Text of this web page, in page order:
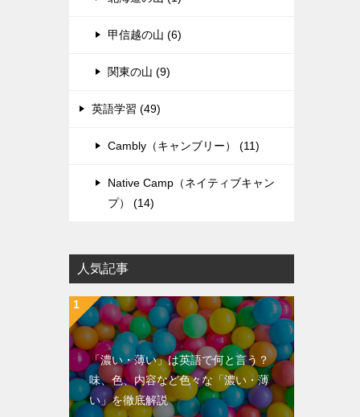
甲信越の山 (6)
関東の山 (9)
英語学習 (49)
Cambly（キャンブリー） (11)
Native Camp（ネイティブキャン
プ） (14)
人気記事
「濃い・薄い」は英語で何と言う？
味、色、内容など色々な「濃い・薄
い」を徹底解説